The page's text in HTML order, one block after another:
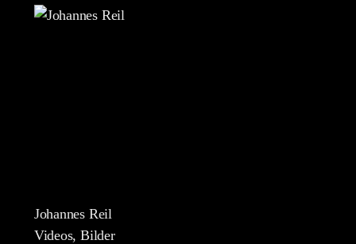
Johannes Reil
Videos, Bilder